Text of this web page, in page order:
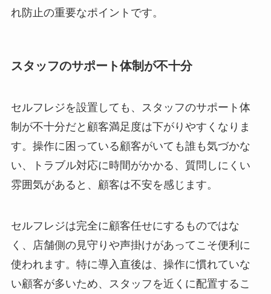
れ防止の重要なポイントです。
スタッフのサポート体制が不十分
セルフレジを設置しても、スタッフのサポート体
制が不十分だと顧客満足度は下がりやすくなりま
す。操作に困っている顧客がいても誰も気づかな
い、トラブル対応に時間がかかる、質問しにくい
雰囲気があると、顧客は不安を感じます。
セルフレジは完全に顧客任せにするものではな
く、店舗側の見守りや声掛けがあってこそ便利に
使われます。特に導入直後は、操作に慣れていな
い顧客が多いため、スタッフを近くに配置するこ